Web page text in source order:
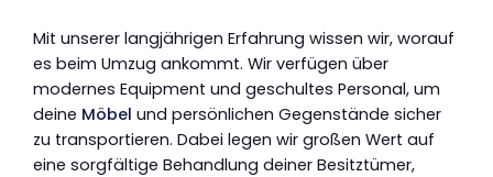
Mit unserer langjährigen Erfahrung wissen wir, worauf
es beim Umzug ankommt. Wir verfügen über
modernes Equipment und geschultes Personal, um
deine Möbel und persönlichen Gegenstände sicher
zu transportieren. Dabei legen wir großen Wert auf
eine sorgfältige Behandlung deiner Besitztümer,